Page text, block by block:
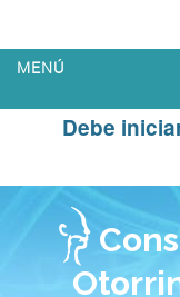
MENÚ
INICIO
ESPECIALISTAS
CERTIFICACIÓN
Debe